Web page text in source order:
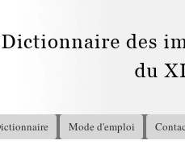
Mode d'emploi